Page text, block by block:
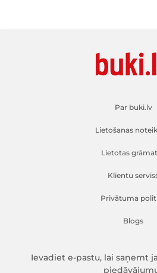
Par buki.lv
Lietošanas
Lietotas
Klientu
Privātuma
Blogs
Ievadiet e-pastu, lai saņemt